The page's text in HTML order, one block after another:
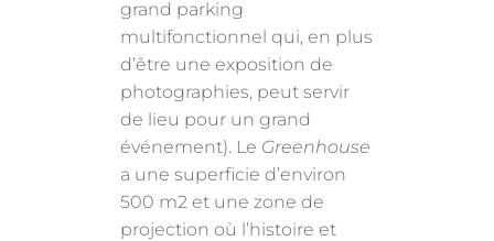
grand parking
multifonctionnel qui, en plus
d’être une exposition de
photographies, peut servir
de lieu pour un grand
événement). Le Greenhouse
a une superficie d’environ
500 m2 et une zone de
projection où l’histoire et